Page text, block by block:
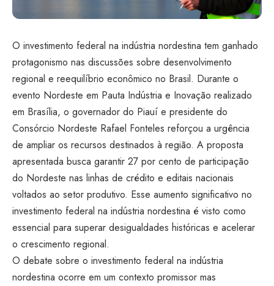
O investimento federal na indústria nordestina tem ganhado
protagonismo nas discussões sobre desenvolvimento
regional e reequilíbrio econômico no Brasil. Durante o
evento Nordeste em Pauta Indústria e Inovação realizado
em Brasília, o governador do Piauí e presidente do
Consórcio Nordeste Rafael Fonteles reforçou a urgência
de ampliar os recursos destinados à região. A proposta
apresentada busca garantir 27 por cento de participação
do Nordeste nas linhas de crédito e editais nacionais
voltados ao setor produtivo. Esse aumento significativo no
investimento federal na indústria nordestina é visto como
essencial para superar desigualdades históricas e acelerar
o crescimento regional.
O debate sobre o investimento federal na indústria
nordestina ocorre em um contexto promissor mas